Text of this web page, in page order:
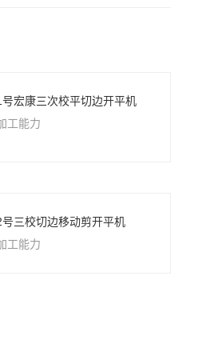
号宏康三次校平切边开平机
工能力
号三校切边移动剪开平机
工能力